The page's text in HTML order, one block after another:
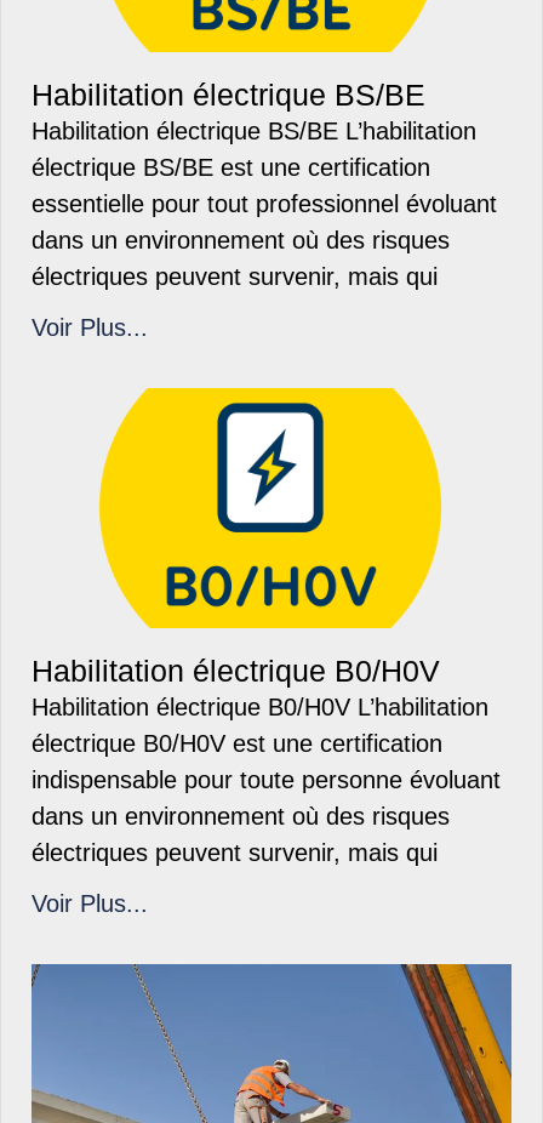
Habilitation électrique BS/BE
Habilitation électrique BS/BE L’habilitation
électrique BS/BE est une certification
essentielle pour tout professionnel évoluant
dans un environnement où des risques
électriques peuvent survenir, mais qui
Voir Plus...
Habilitation électrique B0/H0V
Habilitation électrique B0/H0V L’habilitation
électrique B0/H0V est une certification
indispensable pour toute personne évoluant
dans un environnement où des risques
électriques peuvent survenir, mais qui
Voir Plus...